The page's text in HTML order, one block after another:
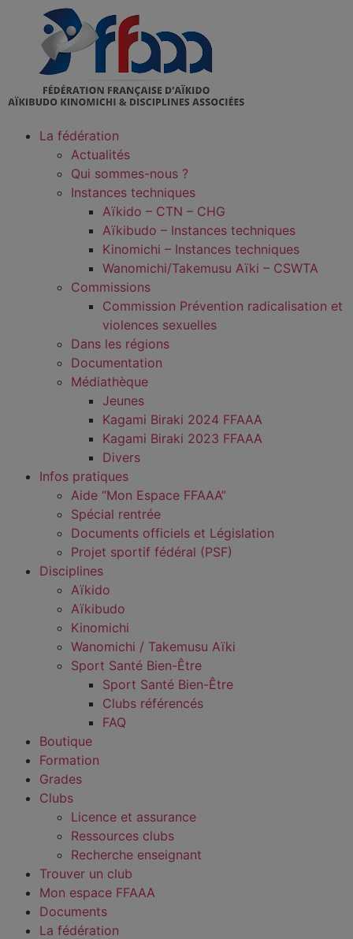
La fédération
Actualités
Qui sommes-nous ?
Instances techniques
Aïkido – CTN – CHG
Aïkibudo – Instances techniques
Kinomichi – Instances techniques
Wanomichi/Takemusu Aïki – CSWTA
Commissions
Commission Prévention radicalisation et
violences sexuelles
Dans les régions
Documentation
Médiathèque
Jeunes
Kagami Biraki 2024 FFAAA
Kagami Biraki 2023 FFAAA
Divers
Infos pratiques
Aide “Mon Espace FFAAA”
Spécial rentrée
Documents officiels et Législation
Projet sportif fédéral (PSF)
Disciplines
Aïkido
Aïkibudo
Kinomichi
Wanomichi / Takemusu Aïki
Sport Santé Bien-Être
Sport Santé Bien-Être
Clubs référencés
FAQ
Boutique
Formation
Grades
Clubs
Licence et assurance
Ressources clubs
Recherche enseignant
Trouver un club
Mon espace FFAAA
Documents
La fédération